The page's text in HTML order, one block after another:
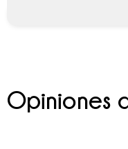
Opiniones